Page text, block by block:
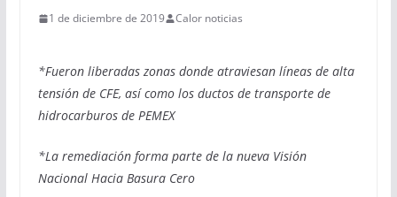
1 de diciembre de 2019 Calor noticias
*Fueron liberadas zonas donde atraviesan líneas de alta
tensión de CFE, así como los ductos de transporte de
hidrocarburos de PEMEX
*La remediación forma parte de la nueva Visión
Nacional Hacia Basura Cero